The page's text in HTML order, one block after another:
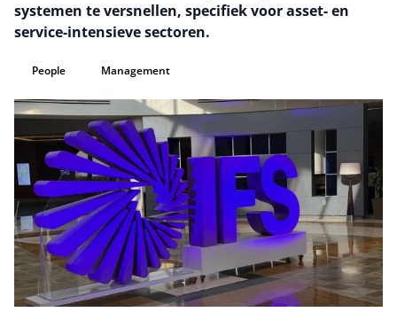
systemen te versnellen, specifiek voor asset- en
service-intensieve sectoren.
People Management